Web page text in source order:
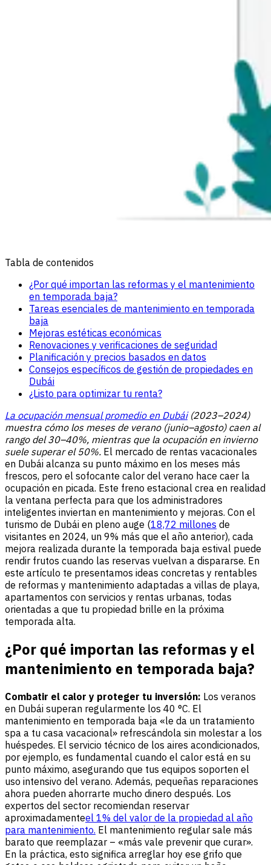
Tabla de contenidos
¿Por qué importan las reformas y el mantenimiento
en temporada baja?
Tareas esenciales de mantenimiento en temporada
baja
Mejoras estéticas económicas
Renovaciones y verificaciones de seguridad
Planificación y precios basados en datos
Consejos específicos de gestión de propiedades en
Dubái
¿Listo para optimizar tu renta?
La ocupación mensual promedio en Dubái(2023–2024)
muestra cómo los meses de verano (junio–agosto) caen al
rango del 30–40%, mientras que la ocupación en invierno
suele superar el 50%. El mercado de rentas vacacionales
en Dubái alcanza su punto máximo en los meses más
frescos, pero el sofocante calor del verano hace caer la
ocupación en picada. Este freno estacional crea en realidad
la ventana perfecta para que los administradores
inteligentes inviertan en mantenimiento y mejoras. Con el
turismo de Dubái en pleno auge (18,72 millones de
visitantes en 2024, un 9% más que el año anterior), cada
mejora realizada durante la temporada baja estival puede
rendir frutos cuando las reservas vuelvan a dispararse. En
este artículo te presentamos ideas concretas y rentables
de reformas y mantenimiento adaptadas a villas de playa,
apartamentos con servicios y rentas urbanas, todas
orientadas a que tu propiedad brille en la próxima
temporada alta.
¿Por qué importan las reformas y el
mantenimiento en temporada baja?
Combatir el calor y proteger tu inversión: Los veranos
en Dubái superan regularmente los 40 °C. El
mantenimiento en temporada baja «le da un tratamiento
spa a tu casa vacacional» refrescándola sin molestar a los
huéspedes. El servicio técnico de los aires acondicionados,
por ejemplo, es fundamental cuando el calor está en su
punto máximo, asegurando que tus equipos soporten el
uso intensivo del verano. Además, pequeñas reparaciones
ahora pueden ahorrarte mucho dinero después. Los
expertos del sector recomiendan reservar
aproximadamenteel 1% del valor de la propiedad al año
para mantenimiento. El mantenimiento regular sale más
barato que reemplazar – «más vale prevenir que curar».
En la práctica, esto significa arreglar hoy ese grifo que